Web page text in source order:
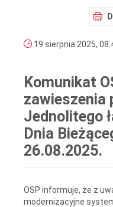
19 sierpnia 2025,
Komunikat
zawieszenia
Jednolitego
Dnia
26.08.2025.
OSP informuje, że z
modernizacyjne